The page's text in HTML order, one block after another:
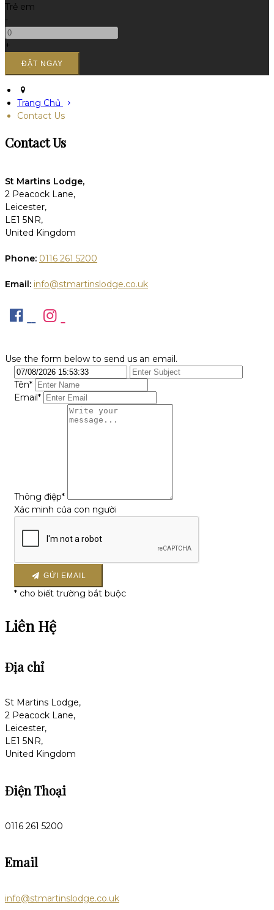
Trẻ em
-
+
Trang Chủ
Contact Us
Contact Us
St Martins Lodge,
2 Peacock Lane,
Leicester,
LE1 5NR,
United Kingdom
Phone: 0116 261 5200
Email: info@stmartinslodge.co.uk
Use the form below to send us an email.
Tên*
Email*
Thông điệp*
Xác minh của con người
GỬI EMAIL
* cho biết trường bắt buộc
Liên Hệ
Địa chỉ
St Martins Lodge,
2 Peacock Lane,
Leicester,
LE1 5NR,
United Kingdom
Điện Thoại
0116 261 5200
Email
info@stmartinslodge.co.uk